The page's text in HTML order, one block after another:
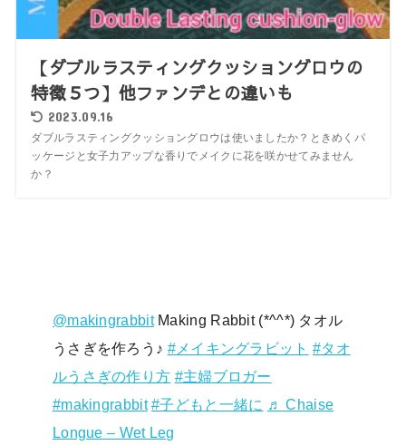
【ダブルラスティングクッショングロウの
特徴５つ】他ファンデとの違いも
2023.09.16
ダブルラスティングクッショングロウは使いましたか？ときめくパ
ッケージと女子力アップな香りでメイクに花を咲かせてみません
か？
@makingrabbitMaking Rabbit (*^^*) タオル
うさぎを作ろう♪ #メイキングラビット #タオ
ルうさぎの作り方 #主婦ブロガー
#makingrabbit #子どもと一緒に
♬ Chaise
Longue – Wet Leg